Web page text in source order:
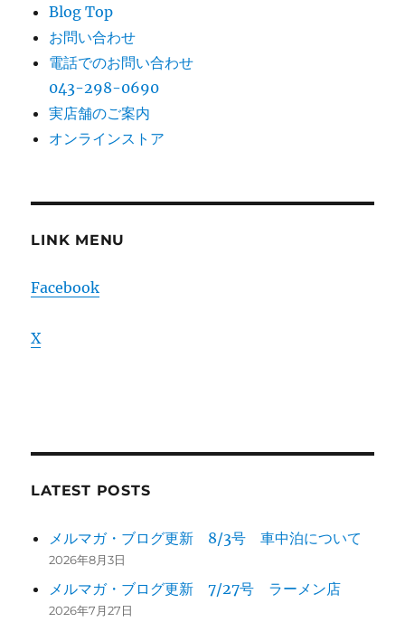
Blog Top
お問い合わせ
電話でのお問い合わせ
043-298-0690
実店舗のご案内
オンラインストア
LINK MENU
Facebook
X
LATEST POSTS
メルマガ・ブログ更新 8/3号 車中泊について
2026年8月3日
メルマガ・ブログ更新 7/27号 ラーメン店
2026年7月27日